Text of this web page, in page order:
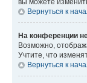
вы можете
Вернуться к
На конференции
Возможно,
Учтите, что
Вернуться к